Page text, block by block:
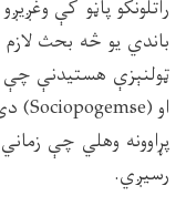
راتلونكو پاڼو كې
باندي يو څه بحث
ټولنېزې هستيدنې
او (Sociopogemse
)
پړاوونه وهلي چې
رسيږي.